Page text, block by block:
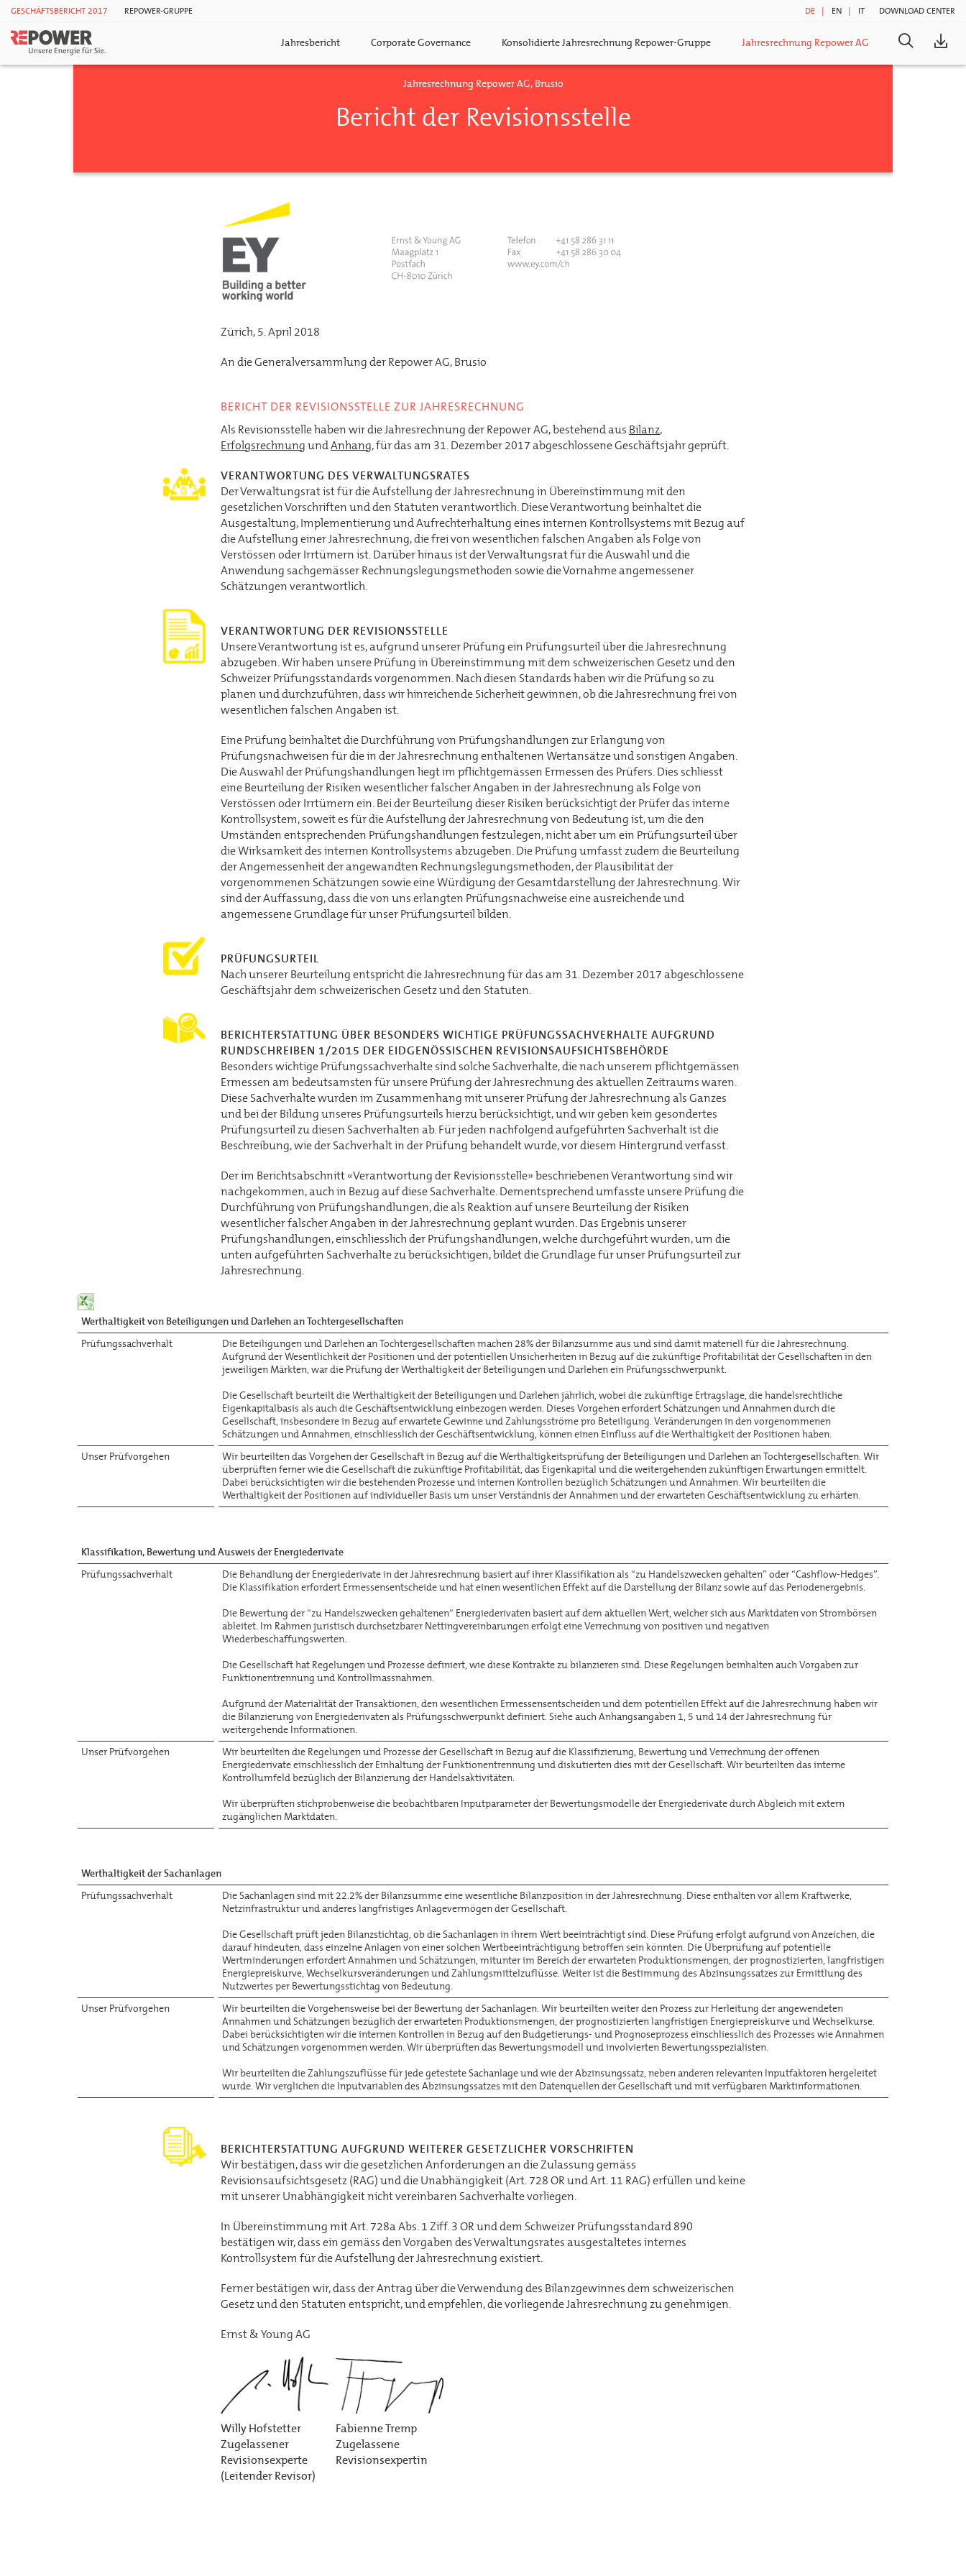
GESCHÄFTSBERICHT 2017 REPOWER-GRUPPE DOWNLOAD CENTER
DE EN IT
Jahresbericht Corporate Governance Konsolidierte Jahresrechnung Repower-Gruppe Jahresrechnung Repower AG
Suche
nach:
Jahresrechnung Repower AG, Brusio
Bericht der Revisionsstelle
Zürich, 5. April 2018
An die Generalversammlung der Repower AG, Brusio
BERICHT DER REVISIONSSTELLE ZUR JAHRESRECHNUNG
Als Revisionsstelle haben wir die Jahresrechnung der Repower AG, bestehend aus Bilanz,
ErfolgsrechnungundAnhang, für das am 31. Dezember 2017 abgeschlossene Geschäftsjahr geprüft.
VERANTWORTUNG DES VERWALTUNGSRATES
Der Verwaltungsrat ist für die Aufstellung der Jahresrechnung in Übereinstimmung mit den
gesetzlichen Vorschriften und den Statuten verantwortlich. Diese Verantwortung beinhaltet die
Ausgestaltung, Implementierung und Aufrechterhaltung eines internen Kontrollsystems mit Bezug auf
die Aufstellung einer Jahresrechnung, die frei von wesentlichen falschen Angaben als Folge von
Verstössen oder Irrtümern ist. Darüber hinaus ist der Verwaltungsrat für die Auswahl und die
Anwendung sachgemässer Rechnungslegungsmethoden sowie die Vornahme angemessener
Schätzungen verantwortlich.
VERANTWORTUNG DER REVISIONSSTELLE
Unsere Verantwortung ist es, aufgrund unserer Prüfung ein Prüfungsurteil über die Jahresrechnung
abzugeben. Wir haben unsere Prüfung in Übereinstimmung mit dem schweizerischen Gesetz und den
Schweizer Prüfungsstandards vorgenommen. Nach diesen Standards haben wir die Prüfung so zu
planen und durchzuführen, dass wir hinreichende Sicherheit gewinnen, ob die Jahresrechnung frei von
wesentlichen falschen Angaben ist.
Eine Prüfung beinhaltet die Durchführung von Prüfungshandlungen zur Erlangung von
Prüfungsnachweisen für die in der Jahresrechnung enthaltenen Wertansätze und sonstigen Angaben.
Die Auswahl der Prüfungshandlungen liegt im pflichtgemässen Ermessen des Prüfers. Dies schliesst
eine Beurteilung der Risiken wesentlicher falscher Angaben in der Jahresrechnung als Folge von
Verstössen oder Irrtümern ein. Bei der Beurteilung dieser Risiken berücksichtigt der Prüfer das interne
Kontrollsystem, soweit es für die Aufstellung der Jahresrechnung von Bedeutung ist, um die den
Umständen entsprechenden Prüfungshandlungen festzulegen, nicht aber um ein Prüfungsurteil über
die Wirksamkeit des internen Kontrollsystems abzugeben. Die Prüfung umfasst zudem die Beurteilung
der Angemessenheit der angewandten Rechnungslegungsmethoden, der Plausibilität der
vorgenommenen Schätzungen sowie eine Würdigung der Gesamtdarstellung der Jahresrechnung. Wir
sind der Auffassung, dass die von uns erlangten Prüfungsnachweise eine ausreichende und
angemessene Grundlage für unser Prüfungsurteil bilden.
PRÜFUNGSURTEIL
Nach unserer Beurteilung entspricht die Jahresrechnung für das am 31. Dezember 2017 abgeschlossene
Geschäftsjahr dem schweizerischen Gesetz und den Statuten.
BERICHTERSTATTUNG ÜBER BESONDERS WICHTIGE PRÜFUNGSSACHVERHALTE AUFGRUND
RUNDSCHREIBEN 1/2015 DER EIDGENÖSSISCHEN REVISIONSAUFSICHTSBEHÖRDE
Besonders wichtige Prüfungssachverhalte sind solche Sachverhalte, die nach unserem pflichtgemässen
Ermessen am bedeutsamsten für unsere Prüfung der Jahresrechnung des aktuellen Zeitraums waren.
Diese Sachverhalte wurden im Zusammenhang mit unserer Prüfung der Jahresrechnung als Ganzes
und bei der Bildung unseres Prüfungsurteils hierzu berücksichtigt, und wir geben kein gesondertes
Prüfungsurteil zu diesen Sachverhalten ab. Für jeden nachfolgend aufgeführten Sachverhalt ist die
Beschreibung, wie der Sachverhalt in der Prüfung behandelt wurde, vor diesem Hintergrund verfasst.
Der im Berichtsabschnitt «Verantwortung der Revisionsstelle» beschriebenen Verantwortung sind wir
nachgekommen, auch in Bezug auf diese Sachverhalte. Dementsprechend umfasste unsere Prüfung die
Durchführung von Prüfungshandlungen, die als Reaktion auf unsere Beurteilung der Risiken
wesentlicher falscher Angaben in der Jahresrechnung geplant wurden. Das Ergebnis unserer
Prüfungshandlungen, einschliesslich der Prüfungshandlungen, welche durchgeführt wurden, um die
unten aufgeführten Sachverhalte zu berücksichtigen, bildet die Grundlage für unser Prüfungsurteil zur
Jahresrechnung.
Werthaltigkeit von Beteiligungen und Darlehen an Tochtergesellschaften
Prüfungssachverhalt
Die Beteiligungen und Darlehen an Tochtergesellschaften machen 28% der Bilanzsumme aus und sind damit materiell für die Jahresrechnung.
Aufgrund der Wesentlichkeit der Positionen und der potentiellen Unsicherheiten in Bezug auf die zukünftige Profitabilität der Gesellschaften in den
jeweiligen Märkten, war die Prüfung der Werthaltigkeit der Beteiligungen und Darlehen ein Prüfungsschwerpunkt.
Die Gesellschaft beurteilt die Werthaltigkeit der Beteiligungen und Darlehen jährlich, wobei die zukünftige Ertragslage, die handelsrechtliche
Eigenkapitalbasis als auch die Geschäftsentwicklung einbezogen werden. Dieses Vorgehen erfordert Schätzungen und Annahmen durch die
Gesellschaft, insbesondere in Bezug auf erwartete Gewinne und Zahlungsströme pro Beteiligung. Veränderungen in den vorgenommenen
Schätzungen und Annahmen, einschliesslich der Geschäftsentwicklung, können einen Einfluss auf die Werthaltigkeit der Positionen haben.
Unser Prüfvorgehen
Wir beurteilten das Vorgehen der Gesellschaft in Bezug auf die Werthaltigkeitsprüfung der Beteiligungen und Darlehen an Tochtergesellschaften. Wir
überprüften ferner wie die Gesellschaft die zukünftige Profitabilität, das Eigenkapital und die weitergehenden zukünftigen Erwartungen ermittelt.
Dabei berücksichtigten wir die bestehenden Prozesse und internen Kontrollen bezüglich Schätzungen und Annahmen. Wir beurteilten die
Werthaltigkeit der Positionen auf individueller Basis um unser Verständnis der Annahmen und der erwarteten Geschäftsentwicklung zu erhärten.
Klassifikation, Bewertung und Ausweis der Energiederivate
Prüfungssachverhalt
Die Behandlung der Energiederivate in der Jahresrechnung basiert auf ihrer Klassifikation als “zu Handelszwecken gehalten” oder “Cashflow-Hedges”.
Die Klassifikation erfordert Ermessensentscheide und hat einen wesentlichen Effekt auf die Darstellung der Bilanz sowie auf das Periodenergebnis.
Die Bewertung der “zu Handelszwecken gehaltenen“ Energiederivaten basiert auf dem aktuellen Wert, welcher sich aus Marktdaten von Strombörsen
ableitet. Im Rahmen juristisch durchsetzbarer Nettingvereinbarungen erfolgt eine Verrechnung von positiven und negativen
Wiederbeschaffungswerten.
Die Gesellschaft hat Regelungen und Prozesse definiert, wie diese Kontrakte zu bilanzieren sind. Diese Regelungen beinhalten auch Vorgaben zur
Funktionentrennung und Kontrollmassnahmen.
Aufgrund der Materialität der Transaktionen, den wesentlichen Ermessensentscheiden und dem potentiellen Effekt auf die Jahresrechnung haben wir
die Bilanzierung von Energiederivaten als Prüfungsschwerpunkt definiert. Siehe auch Anhangsangaben 1, 5 und 14 der Jahresrechnung für
weitergehende Informationen.
Unser Prüfvorgehen
Wir beurteilten die Regelungen und Prozesse der Gesellschaft in Bezug auf die Klassifizierung, Bewertung und Verrechnung der offenen
Energiederivate einschliesslich der Einhaltung der Funktionentrennung und diskutierten dies mit der Gesellschaft. Wir beurteilten das interne
Kontrollumfeld bezüglich der Bilanzierung der Handelsaktivitäten.
Wir überprüften stichprobenweise die beobachtbaren Inputparameter der Bewertungsmodelle der Energiederivate durch Abgleich mit extern
zugänglichen Marktdaten.
Werthaltigkeit der Sachanlagen
Prüfungssachverhalt
Die Sachanlagen sind mit 22.2% der Bilanzsumme eine wesentliche Bilanzposition in der Jahresrechnung. Diese enthalten vor allem Kraftwerke,
Netzinfrastruktur und anderes langfristiges Anlagevermögen der Gesellschaft.
Die Gesellschaft prüft jeden Bilanzstichtag, ob die Sachanlagen in ihrem Wert beeinträchtigt sind. Diese Prüfung erfolgt aufgrund von Anzeichen, die
darauf hindeuten, dass einzelne Anlagen von einer solchen Wertbeeinträchtigung betroffen sein könnten. Die Überprüfung auf potentielle
Wertminderungen erfordert Annahmen und Schätzungen, mitunter im Bereich der erwarteten Produktionsmengen, der prognostizierten, langfristigen
Energiepreiskurve, Wechselkursveränderungen und Zahlungsmittelzuflüsse. Weiter ist die Bestimmung des Abzinsungssatzes zur Ermittlung des
Nutzwertes per Bewertungsstichtag von Bedeutung.
Unser Prüfvorgehen
Wir beurteilten die Vorgehensweise bei der Bewertung der Sachanlagen. Wir beurteilten weiter den Prozess zur Herleitung der angewendeten
Annahmen und Schätzungen bezüglich der erwarteten Produktionsmengen, der prognostizierten langfristigen Energiepreiskurve und Wechselkurse.
Dabei berücksichtigten wir die internen Kontrollen in Bezug auf den Budgetierungs- und Prognoseprozess einschliesslich des Prozesses wie Annahmen
und Schätzungen vorgenommen werden. Wir überprüften das Bewertungsmodell und involvierten Bewertungsspezialisten.
Wir beurteilten die Zahlungszuflüsse für jede getestete Sachanlage und wie der Abzinsungssatz, neben anderen relevanten Inputfaktoren hergeleitet
wurde. Wir verglichen die Inputvariablen des Abzinsungssatzes mit den Datenquellen der Gesellschaft und mit verfügbaren Marktinformationen.
BERICHTERSTATTUNG AUFGRUND WEITERER GESETZLICHER VORSCHRIFTEN
Wir bestätigen, dass wir die gesetzlichen Anforderungen an die Zulassung gemäss
Revisionsaufsichtsgesetz (RAG) und die Unabhängigkeit (Art. 728 OR und Art. 11 RAG) erfüllen und keine
mit unserer Unabhängigkeit nicht vereinbaren Sachverhalte vorliegen.
In Übereinstimmung mit Art. 728a Abs. 1 Ziff. 3 OR und dem Schweizer Prüfungsstandard 890
bestätigen wir, dass ein gemäss den Vorgaben des Verwaltungsrates ausgestaltetes internes
Kontrollsystem für die Aufstellung der Jahresrechnung existiert.
Ferner bestätigen wir, dass der Antrag über die Verwendung des Bilanzgewinnes dem schweizerischen
Gesetz und den Statuten entspricht, und empfehlen, die vorliegende Jahresrechnung zu genehmigen.
Ernst & Young AG
Willy Hofstetter
Zugelassener
Revisionsexperte
(Leitender Revisor)
Fabienne Tremp
Zugelassene
Revisionsexpertin